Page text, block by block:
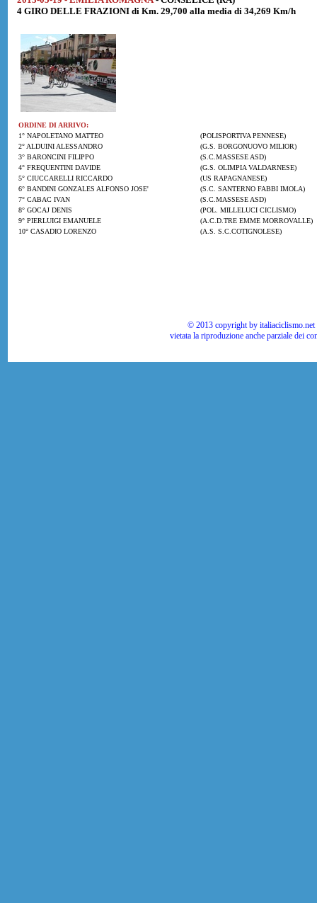
4 GIRO DELLE FRAZIONI di Km. 29,700 alla media di 34,269 Km/h
ORDINE DI ARRIVO:
1° NAPOLETANO MATTEO
(POLISPORTIVA PENNESE)
2° ALDUINI ALESSANDRO
(G.S. BORGONUOVO MILIOR)
3° BARONCINI FILIPPO
(S.C.MASSESE ASD)
4° FREQUENTINI DAVIDE
(G.S. OLIMPIA VALDARNESE)
5° CIUCCARELLI RICCARDO
(US RAPAGNANESE)
6° BANDINI GONZALES ALFONSO JOSE'
(S.C. SANTERNO FABBI IMOLA)
7° CABAC IVAN
(S.C.MASSESE ASD)
8° GOCAJ DENIS
(POL. MILLELUCI CICLISMO)
9° PIERLUIGI EMANUELE
(A.C.D.TRE EMME MORROVALLE)
10° CASADIO LORENZO
(A.S. S.C.COTIGNOLESE)
© 2013 copyright by
vietata la riproduzione anche parziale dei